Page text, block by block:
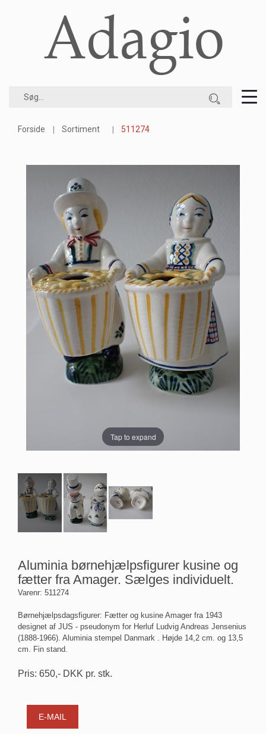
Forside Sortiment 511274
Tap to expand
Aluminia børnehjælpsfigurer kusine og
fætter fra Amager. Sælges individuelt.
Varenr: 511274
Børnehjælpsdagsfigurer: Fætter og kusine Amager fra 1943
designet af JUS - pseudonym for Herluf Ludvig Andreas Jensenius
(1888-1966). Aluminia stempel Danmark . Højde 14,2 cm. og 13,5
cm. Fin stand.
Pris: 650,- DKK pr. stk.
E-MAIL